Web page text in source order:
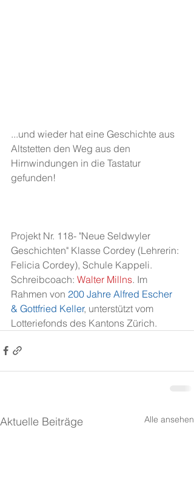
...und wieder hat eine Geschichte aus
Altstetten den Weg aus den
Hirnwindungen in die Tastatur
gefunden!
Projekt Nr. 118- "Neue Seldwyler
Geschichten" Klasse Cordey (Lehrerin:
Felicia Cordey), Schule Kappeli.
Schreibcoach: Walter Millns. Im
Rahmen von 200 Jahre Alfred Escher
& Gottfried Keller, unterstützt vom
Lotteriefonds des Kantons Zürich.
Aktuelle Beiträge Alle ansehen